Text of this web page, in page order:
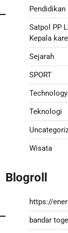
Pendidikan
Satpol PP
Kepala
Sejarah
SPORT
Technology
Teknologi
Wisata
Blogroll
https://
bandar